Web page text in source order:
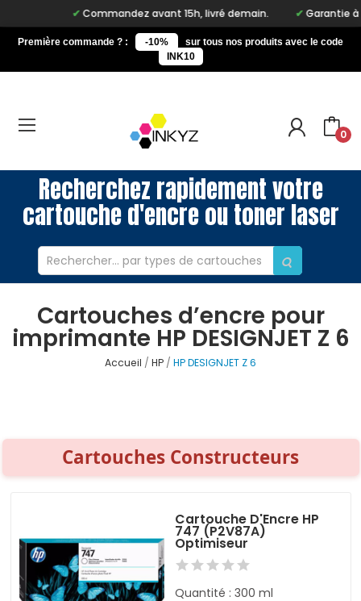
Commandez avant 15h, livré demain. Garantie à
Première commande ? : -10%
sur tous nos produits avec le code
INK10
0
Recherchez rapidement votre
cartouche d'encre ou toner laser
Cartouches d’encre pour
imprimante HP DESIGNJET Z 6
Accueil HP HP DESIGNJET Z 6
Cartouches Constructeurs
Cartouche D'Encre HP
747 (P2V87A)
Optimiseur
Quantité : 300 ml